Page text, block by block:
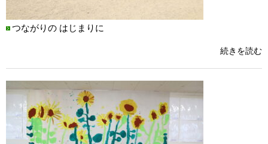
つながりの はじまりに
続きを読む